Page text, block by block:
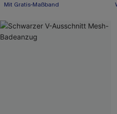
Mit Gratis-Maßband
Mit Gratis-Maßband